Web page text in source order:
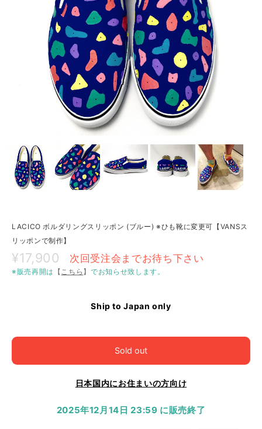
LACICO ボルダリングスリッポン (ブルー) ※ひも靴に変更可【VANSス
リッポンで制作】
¥17,900 次回受注会までお待ち下さい
※販売再開は 【こちら 】でお知らせ致します。
Ship to Japan only
Sold out
日本国内にお住まいの方向け
2025年12月14日 23:59 に販売終了